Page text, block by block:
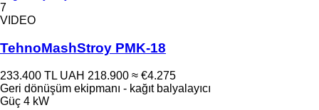
7
VIDEO
TehnoMashStroy PMK-18
233.400 TL UAH 218.900 ≈ €4.275
Geri dönüşüm ekipmanı - kağıt balyalayıcı
Güç 4 kW